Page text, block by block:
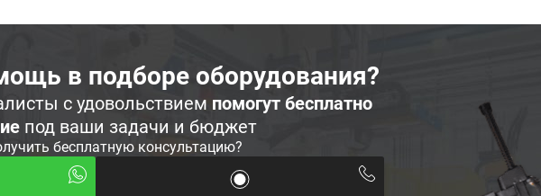
в подборе оборудования?
с удовольствием помогут бесплатно
под ваши задачи и бюджет
бесплатную консультацию?